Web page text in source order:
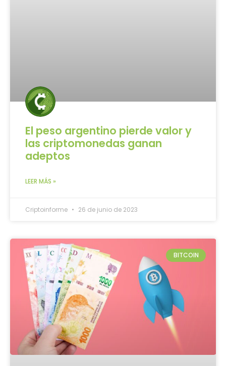
El peso argentino pierde valor y
las criptomonedas ganan
adeptos
LEER MÁS »
Criptoinforme 26 de junio de 2023
BITCOIN